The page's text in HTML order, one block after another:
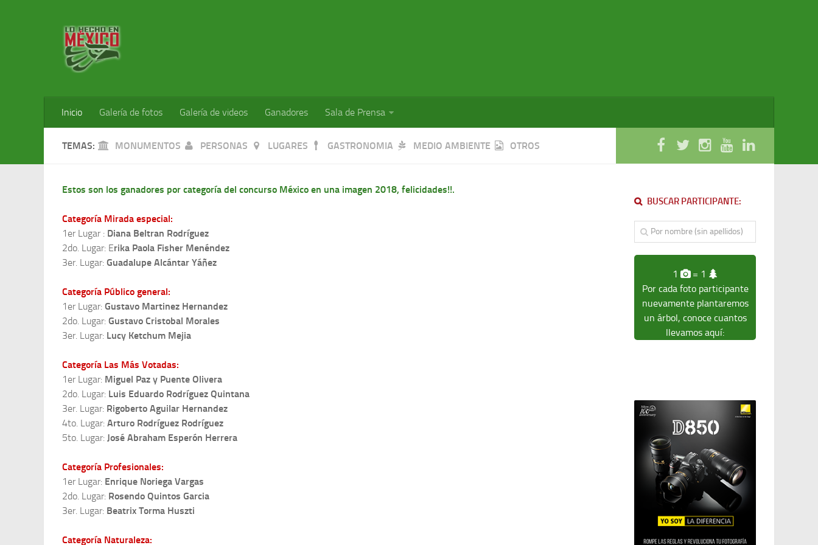
Inicio Galería de fotos Galería de videos Ganadores Sala de Prensa
TEMAS: MONUMENTOS PERSONAS LUGARES GASTRONOMIA MEDIO AMBIENTE OTROS
Estos son los ganadores por categoría del concurso México en una imagen 2018, felicidades!!.
Categoría Mirada especial:
1er Lugar : Diana Beltran Rodríguez
2do. Lugar: Erika Paola Fisher Menéndez
3er. Lugar: Guadalupe Alcántar Yáñez
Categoría Público general:
1er Lugar: Gustavo Martinez Hernandez
2do. Lugar: Gustavo Cristobal Morales
3er. Lugar: Lucy Ketchum Mejia
Categoría Las Más Votadas:
1er Lugar: Miguel Paz y Puente Olivera
2do. Lugar: Luis Eduardo Rodríguez Quintana
3er. Lugar: Rigoberto Aguilar Hernandez
4to. Lugar: Arturo Rodríguez Rodríguez
5to. Lugar: José Abraham Esperón Herrera
Categoría Profesionales:
1er Lugar: Enrique Noriega Vargas
2do. Lugar: Rosendo Quintos Garcia
3er. Lugar: Beatrix Torma Huszti
Categoría Naturaleza:
BUSCAR PARTICIPANTE:
1
= 1
Por cada foto participante
nuevamente plantaremos
un árbol, conoce cuantos
llevamos aquí: